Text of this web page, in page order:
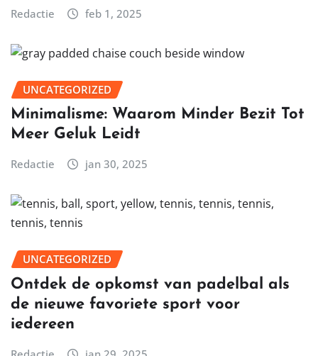
Redactie feb 1, 2025
UNCATEGORIZED
Minimalisme: Waarom Minder Bezit Tot
Meer Geluk Leidt
Redactie jan 30, 2025
UNCATEGORIZED
Ontdek de opkomst van padelbal als
de nieuwe favoriete sport voor
iedereen